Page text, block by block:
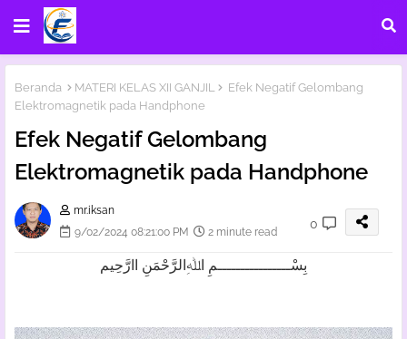
Beranda MATERI KELAS XII GANJIL
Efek Negatif Gelombang
Elektromagnetik pada Handphone
Efek Negatif Gelombang
Elektromagnetik pada Handphone
mr.iksan
9/02/2024 08:21:00 PM
2 minute read
0
بِسْــــــــــــــــمِ اﷲِالرَّحْمَنِ اارَّحِيم